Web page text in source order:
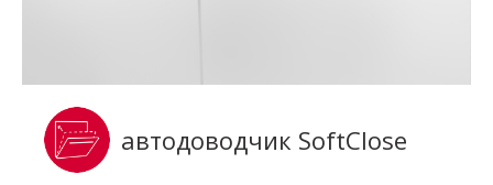
автодоводчик SoftClose